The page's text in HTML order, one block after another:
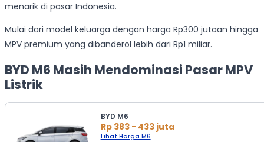
menarik di pasar Indonesia.
Mulai dari model keluarga dengan harga Rp300 jutaan hingga
MPV premium yang dibanderol lebih dari Rp1 miliar.
BYD M6 Masih Mendominasi Pasar MPV
Listrik
BYD M6
Rp 383 - 433 juta
Lihat Harga M6